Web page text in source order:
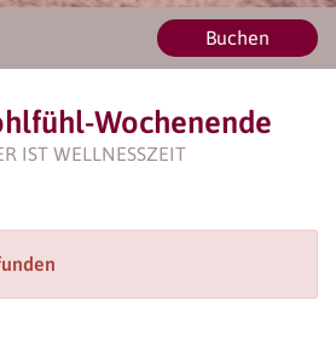
Buchen
Wochenende
IST WELLNESSZEIT